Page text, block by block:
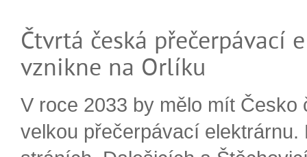
Čtvrtá česká přečerpávací
vznikne na Orlíku
V roce 2033 by mělo mít Česko
velkou přečerpávací elektrárnu.